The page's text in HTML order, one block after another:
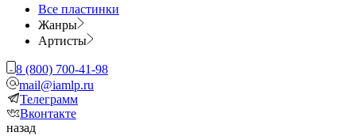
Все пластинки
Жанры
Артисты
8 (800) 700-41-98
mail@iamlp.ru
Телеграмм
Вконтакте
назад